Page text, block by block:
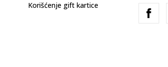
Korišćenje gift kartice